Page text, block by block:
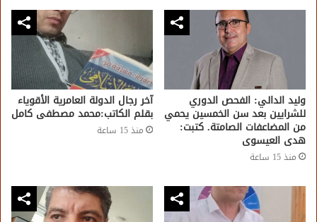
وليد الدالي: الفحص الدوري
للشرايين بعد سن الخمسين يحمي
من المضاعفات الصامتة. كتبت:
هدى العيسوى
منذ 15 ساعة
آخر رجال الدولة العامرية الأقوياء
بقلم الكاتب:محمد مصطفى كامل
منذ 15 ساعة